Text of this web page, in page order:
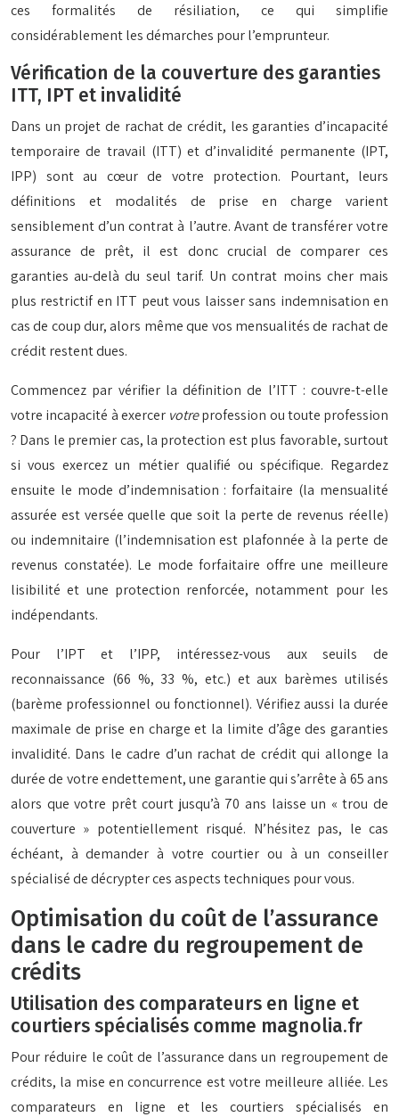
ces formalités de résiliation, ce qui simplifie
considérablement les démarches pour l’emprunteur.
Vérification de la couverture des garanties
ITT, IPT et invalidité
Dans un projet de rachat de crédit, les garanties d’incapacité
temporaire de travail (ITT) et d’invalidité permanente (IPT,
IPP) sont au cœur de votre protection. Pourtant, leurs
définitions et modalités de prise en charge varient
sensiblement d’un contrat à l’autre. Avant de transférer votre
assurance de prêt, il est donc crucial de comparer ces
garanties au-delà du seul tarif. Un contrat moins cher mais
plus restrictif en ITT peut vous laisser sans indemnisation en
cas de coup dur, alors même que vos mensualités de rachat de
crédit restent dues.
Commencez par vérifier la définition de l’ITT : couvre-t-elle
votre incapacité à exercer votreprofession ou toute profession
? Dans le premier cas, la protection est plus favorable, surtout
si vous exercez un métier qualifié ou spécifique. Regardez
ensuite le mode d’indemnisation : forfaitaire (la mensualité
assurée est versée quelle que soit la perte de revenus réelle)
ou indemnitaire (l’indemnisation est plafonnée à la perte de
revenus constatée). Le mode forfaitaire offre une meilleure
lisibilité et une protection renforcée, notamment pour les
indépendants.
Pour l’IPT et l’IPP, intéressez-vous aux seuils de
reconnaissance (66 %, 33 %, etc.) et aux barèmes utilisés
(barème professionnel ou fonctionnel). Vérifiez aussi la durée
maximale de prise en charge et la limite d’âge des garanties
invalidité. Dans le cadre d’un rachat de crédit qui allonge la
durée de votre endettement, une garantie qui s’arrête à 65 ans
alors que votre prêt court jusqu’à 70 ans laisse un « trou de
couverture » potentiellement risqué. N’hésitez pas, le cas
échéant, à demander à votre courtier ou à un conseiller
spécialisé de décrypter ces aspects techniques pour vous.
Optimisation du coût de l’assurance
dans le cadre du regroupement de
crédits
Utilisation des comparateurs en ligne et
courtiers spécialisés comme magnolia.fr
Pour réduire le coût de l’assurance dans un regroupement de
crédits, la mise en concurrence est votre meilleure alliée. Les
comparateurs en ligne et les courtiers spécialisés en